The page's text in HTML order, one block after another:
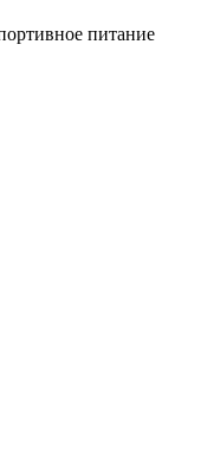
питание